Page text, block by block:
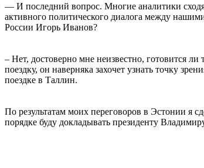
— И последний вопрос. Многие аналитики
активного политического диалога между
России Игорь Иванов?
– Нет, достоверно мне неизвестно, готовится
поездку, он наверняка захочет узнать точку
поездке в Таллин.
По результатам моих переговоров в Эстонии
порядке буду докладывать президенту